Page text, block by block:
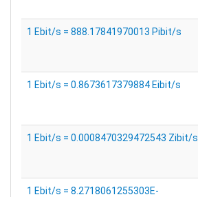
1 Ebit/s = 888.17841970013 Pibit/s
1 Ebit/s = 0.8673617379884 Eibit/s
1 Ebit/s = 0.0008470329472543 Zibit/s
1 Ebit/s = 8.2718061255303E-